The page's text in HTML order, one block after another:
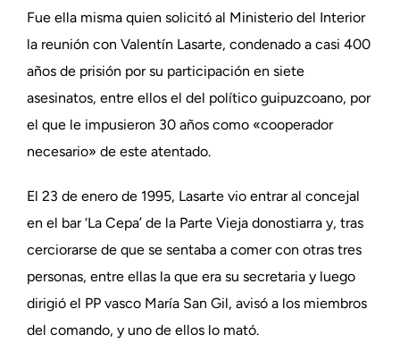
Fue ella misma quien solicitó al Ministerio del Interior
la reunión con Valentín Lasarte, condenado a casi 400
años de prisión por su participación en siete
asesinatos, entre ellos el del político guipuzcoano, por
el que le impusieron 30 años como «cooperador
necesario» de este atentado.
El 23 de enero de 1995, Lasarte vio entrar al concejal
en el bar ‘La Cepa’ de la Parte Vieja donostiarra y, tras
cerciorarse de que se sentaba a comer con otras tres
personas, entre ellas la que era su secretaria y luego
dirigió el PP vasco María San Gil, avisó a los miembros
del comando, y uno de ellos lo mató.